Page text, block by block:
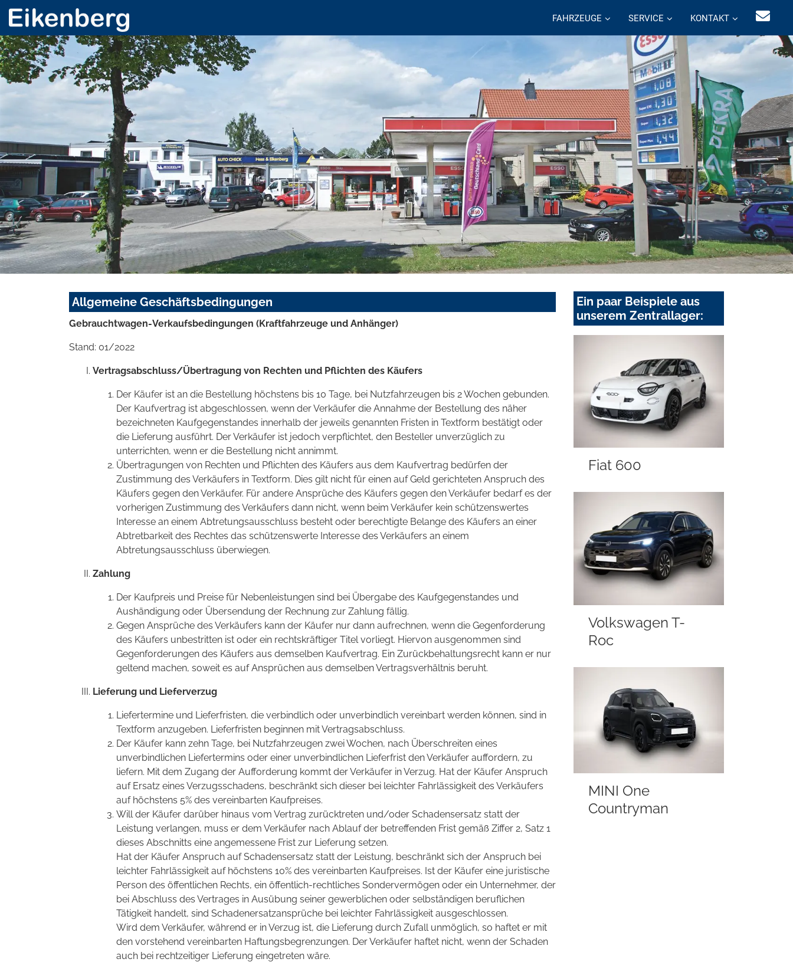
FAHRZEUGE SERVICE KONTAKT
Allgemeine Geschäftsbedingungen
Gebrauchtwagen-Verkaufsbedingungen (Kraftfahrzeuge und Anhänger)
Stand: 01/2022
Vertragsabschluss/Übertragung von Rechten und Pflichten des Käufers
Der Käufer ist an die Bestellung höchstens bis 10 Tage, bei Nutzfahrzeugen bis 2 Wochen gebunden.
Der Kaufvertrag ist abgeschlossen, wenn der Verkäufer die Annahme der Bestellung des näher
bezeichneten Kaufgegenstandes innerhalb der jeweils genannten Fristen in Textform bestätigt oder
die Lieferung ausführt. Der Verkäufer ist jedoch verpflichtet, den Besteller unverzüglich zu
unterrichten, wenn er die Bestellung nicht annimmt.
Übertragungen von Rechten und Pflichten des Käufers aus dem Kaufvertrag bedürfen der
Zustimmung des Verkäufers in Textform. Dies gilt nicht für einen auf Geld gerichteten Anspruch des
Käufers gegen den Verkäufer. Für andere Ansprüche des Käufers gegen den Verkäufer bedarf es der
vorherigen Zustimmung des Verkäufers dann nicht, wenn beim Verkäufer kein schützenswertes
Interesse an einem Abtretungsausschluss besteht oder berechtigte Belange des Käufers an einer
Abtretbarkeit des Rechtes das schützenswerte Interesse des Verkäufers an einem
Abtretungsausschluss überwiegen.
Zahlung
Der Kaufpreis und Preise für Nebenleistungen sind bei Übergabe des Kaufgegenstandes und
Aushändigung oder Übersendung der Rechnung zur Zahlung fällig.
Gegen Ansprüche des Verkäufers kann der Käufer nur dann aufrechnen, wenn die Gegenforderung
des Käufers unbestritten ist oder ein rechtskräftiger Titel vorliegt. Hiervon ausgenommen sind
Gegenforderungen des Käufers aus demselben Kaufvertrag. Ein Zurückbehaltungsrecht kann er nur
geltend machen, soweit es auf Ansprüchen aus demselben Vertragsverhältnis beruht.
Lieferung und Lieferverzug
Liefertermine und Lieferfristen, die verbindlich oder unverbindlich vereinbart werden können, sind in
Textform anzugeben. Lieferfristen beginnen mit Vertragsabschluss.
Der Käufer kann zehn Tage, bei Nutzfahrzeugen zwei Wochen, nach Überschreiten eines
unverbindlichen Liefertermins oder einer unverbindlichen Lieferfrist den Verkäufer auffordern, zu
liefern. Mit dem Zugang der Aufforderung kommt der Verkäufer in Verzug. Hat der Käufer Anspruch
auf Ersatz eines Verzugsschadens, beschränkt sich dieser bei leichter Fahrlässigkeit des Verkäufers
auf höchstens 5% des vereinbarten Kaufpreises.
Will der Käufer darüber hinaus vom Vertrag zurücktreten und/oder Schadensersatz statt der
Leistung verlangen, muss er dem Verkäufer nach Ablauf der betreffenden Frist gemäß Ziffer 2, Satz 1
dieses Abschnitts eine angemessene Frist zur Lieferung setzen.
Hat der Käufer Anspruch auf Schadensersatz statt der Leistung, beschränkt sich der Anspruch bei
leichter Fahrlässigkeit auf höchstens 10% des vereinbarten Kaufpreises. Ist der Käufer eine juristische
Person des öffentlichen Rechts, ein öffentlich-rechtliches Sondervermögen oder ein Unternehmer, der
bei Abschluss des Vertrages in Ausübung seiner gewerblichen oder selbständigen beruflichen
Tätigkeit handelt, sind Schadenersatzansprüche bei leichter Fahrlässigkeit ausgeschlossen.
Wird dem Verkäufer, während er in Verzug ist, die Lieferung durch Zufall unmöglich, so haftet er mit
den vorstehend vereinbarten Haftungsbegrenzungen. Der Verkäufer haftet nicht, wenn der Schaden
auch bei rechtzeitiger Lieferung eingetreten wäre.
Ein paar Beispiele aus
unserem Zentrallager:
Fiat 600
Volkswagen T-
Roc
MINI One
Countryman